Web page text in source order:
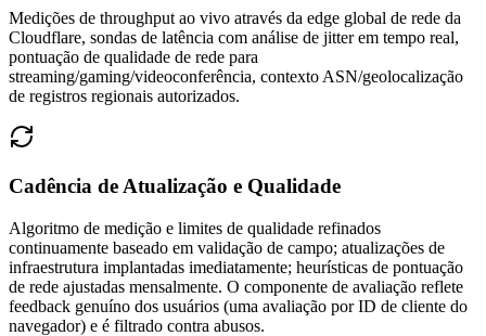
Medições de throughput ao vivo através da edge global de rede da
Cloudflare, sondas de latência com análise de jitter em tempo real,
pontuação de qualidade de rede para
streaming/gaming/videoconferência, contexto ASN/geolocalização
de registros regionais autorizados.
Cadência de Atualização e Qualidade
Algoritmo de medição e limites de qualidade refinados
continuamente baseado em validação de campo; atualizações de
infraestrutura implantadas imediatamente; heurísticas de pontuação
de rede ajustadas mensalmente. O componente de avaliação reflete
feedback genuíno dos usuários (uma avaliação por ID de cliente do
navegador) e é filtrado contra abusos.